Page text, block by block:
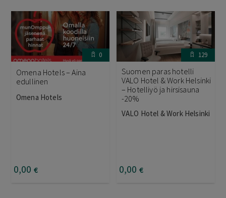
0
Omena Hotels – Aina
edullinen
Omena Hotels
0,00 €
129
Suomen paras hotelli
VALO Hotel & Work Helsinki
– Hotelliyö ja hirsisauna
-20%
VALO Hotel & Work Helsinki
0,00 €